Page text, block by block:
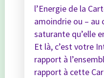
l’Energie de la
amoindrie ou –
saturante qu’elle
Et là, c’est votre
rapport à
rapport à cette